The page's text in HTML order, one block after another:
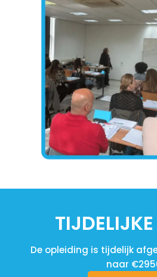
De opleiding is tijdelijk
naar